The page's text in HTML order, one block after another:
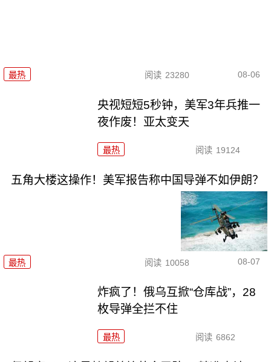
最热 阅读 23280 08-06
央视短短5秒钟，美军3年兵推一
夜作废！亚太变天
最热 阅读 19124
五角大楼这操作！美军报告称中国导弹不如伊朗？
最热 阅读 10058 08-07
炸疯了！俄乌互掀“仓库战”，28
枚导弹全拦不住
最热 阅读 6862